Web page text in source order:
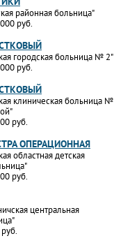
районная больница"
руб.
городская больница № 2"
руб.
клиническая больница №
руб.
ОПЕРАЦИОННАЯ
областная детская
руб.
центральная